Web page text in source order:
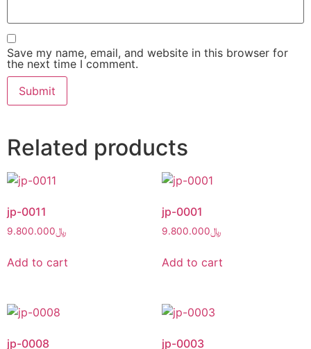
Save my name, email, and website in this browser for
the next time I comment.
Related products
jp-0011
﷼9.800.000
Add to cart
jp-0001
﷼9.800.000
Add to cart
jp-0008 jp-0003